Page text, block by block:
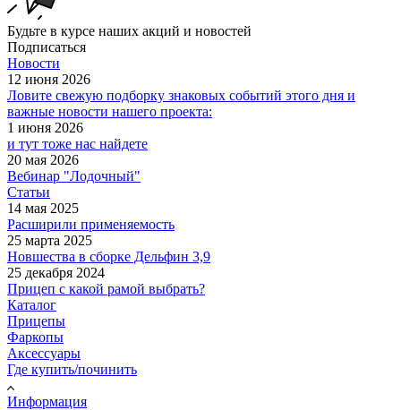
Будьте в курсе наших акций и новостей
Подписаться
Новости
12 июня 2026
Ловите свежую подборку знаковых событий этого дня и
важные новости нашего проекта:
1 июня 2026
и тут тоже нас найдете
20 мая 2026
Вебинар "Лодочный"
Статьи
14 мая 2025
Расширили применяемость
25 марта 2025
Новшества в сборке Дельфин 3,9
25 декабря 2024
Прицеп с какой рамой выбрать?
Каталог
Прицепы
Фаркопы
Аксессуары
Где купить/починить
Информация